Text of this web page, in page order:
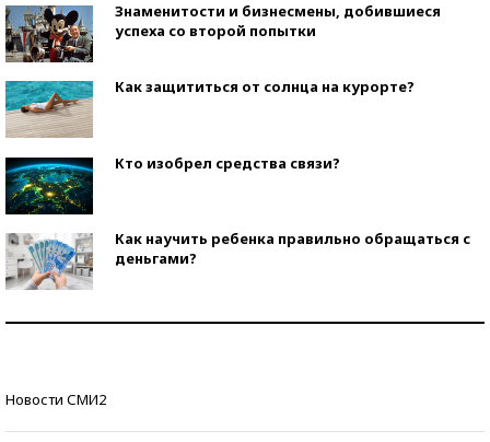
Знаменитости и бизнесмены, добившиеся
успеха со второй попытки
Как защититься от солнца на курорте?
Кто изобрел средства связи?
Как научить ребенка правильно обращаться с
деньгами?
Новости СМИ2